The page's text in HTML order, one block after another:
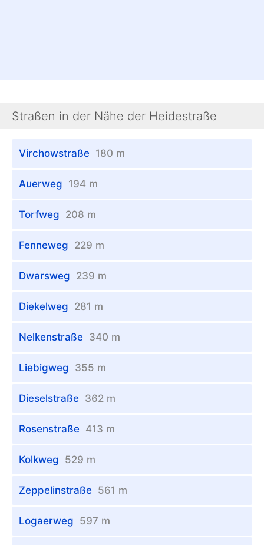
Straßen in der Nähe der Heidestraße
Virchowstraße 180 m
Auerweg 194 m
Torfweg 208 m
Fenneweg 229 m
Dwarsweg 239 m
Diekelweg 281 m
Nelkenstraße 340 m
Liebigweg 355 m
Dieselstraße 362 m
Rosenstraße 413 m
Kolkweg 529 m
Zeppelinstraße 561 m
Logaerweg 597 m